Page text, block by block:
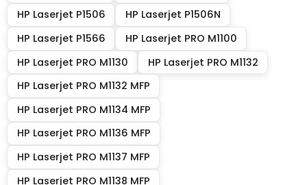
HP Laserjet P1506
HP Laserjet P1506N
HP Laserjet P1566
HP Laserjet PRO M1100
HP Laserjet PRO M1130
HP Laserjet PRO M1132
HP Laserjet PRO M1132 MFP
HP Laserjet PRO M1134 MFP
HP Laserjet PRO M1136 MFP
HP Laserjet PRO M1137 MFP
HP Laserjet PRO M1138 MFP